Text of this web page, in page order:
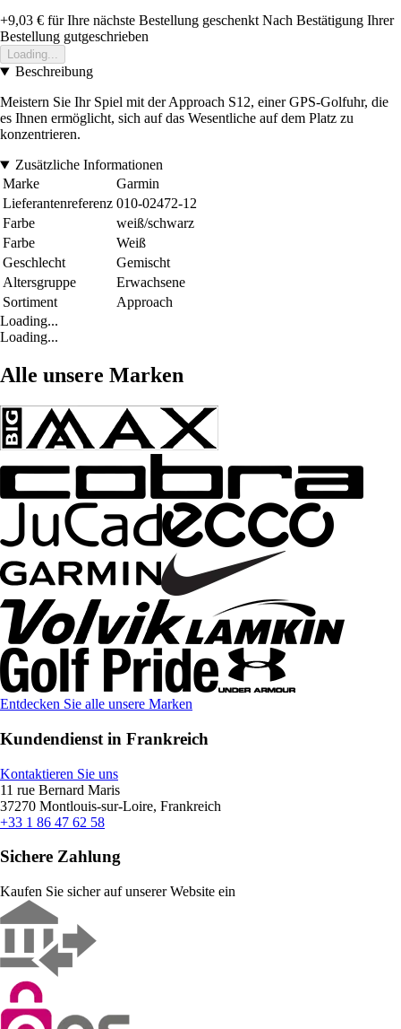
+9,03 € für Ihre nächste Bestellung geschenkt Nach Bestätigung Ihrer
Bestellung gutgeschrieben
Loading...
Beschreibung
Meistern Sie Ihr Spiel mit der Approach S12, einer GPS-Golfuhr, die
es Ihnen ermöglicht, sich auf das Wesentliche auf dem Platz zu
konzentrieren.
Zusätzliche Informationen
Marke
Garmin
Lieferantenreferenz 010-02472-12
Farbe
weiß/schwarz
Farbe
Weiß
Geschlecht
Gemischt
Altersgruppe
Erwachsene
Sortiment
Approach
Loading...
Loading...
Alle unsere Marken
Entdecken Sie alle unsere Marken
Kundendienst in Frankreich
Kontaktieren Sie uns
11 rue Bernard Maris
37270 Montlouis-sur-Loire, Frankreich
+33 1 86 47 62 58
Sichere Zahlung
Kaufen Sie sicher auf unserer Website ein